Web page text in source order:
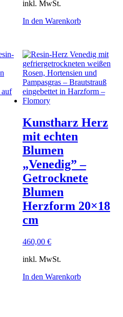
inkl. MwSt.
In den Warenkorb
Kunstharz Herz
mit echten
Blumen
„Venedig” –
Getrocknete
Blumen
Herzform 20×18
cm
460,00 €
inkl. MwSt.
In den Warenkorb